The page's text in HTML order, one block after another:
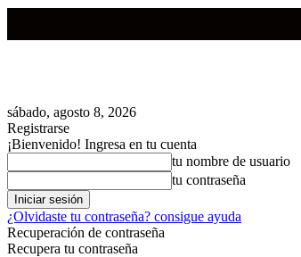
sábado, agosto 8, 2026
Registrarse
¡Bienvenido! Ingresa en tu cuenta
tu nombre de usuario
tu contraseña
¿Olvidaste tu contraseña? consigue ayuda
Recuperación de contraseña
Recupera tu contraseña